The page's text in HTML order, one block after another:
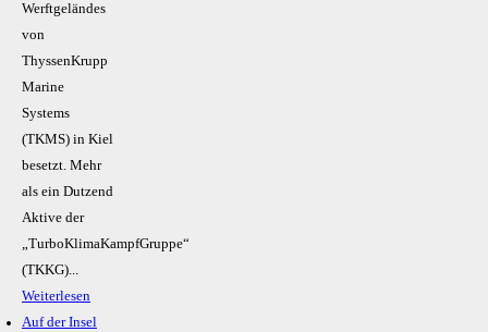
Werftgeländes
von
ThyssenKrupp
Marine
Systems
(TKMS) in Kiel
besetzt. Mehr
als ein Dutzend
Aktive der
„TurboKlimaKampfGruppe“
(TKKG)...
Weiterlesen
Auf der Insel